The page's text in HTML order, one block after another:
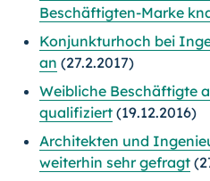
Beschäftigten-Marke
Konjunkturhoch bei
an (27.2.2017)
Weibliche Beschäftigte
qualifiziert (19.12.2016)
Architekten und
weiterhin sehr gefragt